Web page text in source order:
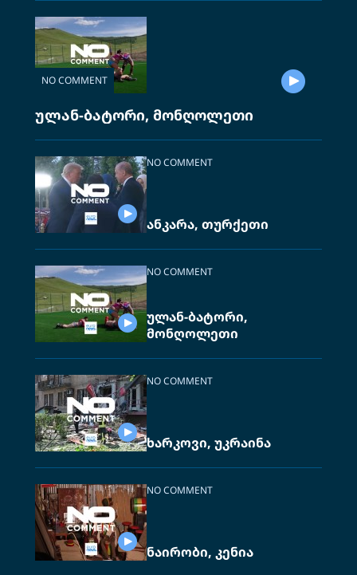
NO COMMENT
ულან-ბატორი, მონღოლეთი
NO COMMENT
ანკარა, თურქეთი
NO COMMENT
ულან-ბატორი,
მონღოლეთი
NO COMMENT
ხარკოვი, უკრაინა
NO COMMENT
ნაირობი, კენია